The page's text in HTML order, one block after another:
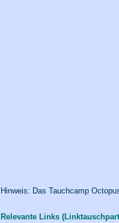
Hinweis: Das Tauchcamp
Relevante Links